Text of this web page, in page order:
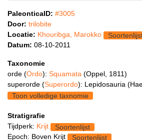
PaleonticaID: #3005
Door: trilobite
Locatie: Khouribga, Marokko
Datum: 08-10-2011
Taxonomie
orde (Ordo): Squamata (Oppel, 1811)
superorde (Superordo): Lepidosauria
Toon volledige taxnomie
Stratigrafie
Tijdperk: Krijt
Soortenlijst
Epoch: Boven Krijt
Soortenlijst